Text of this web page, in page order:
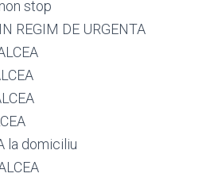
stop
REGIM DE URGENTA
la domiciliu